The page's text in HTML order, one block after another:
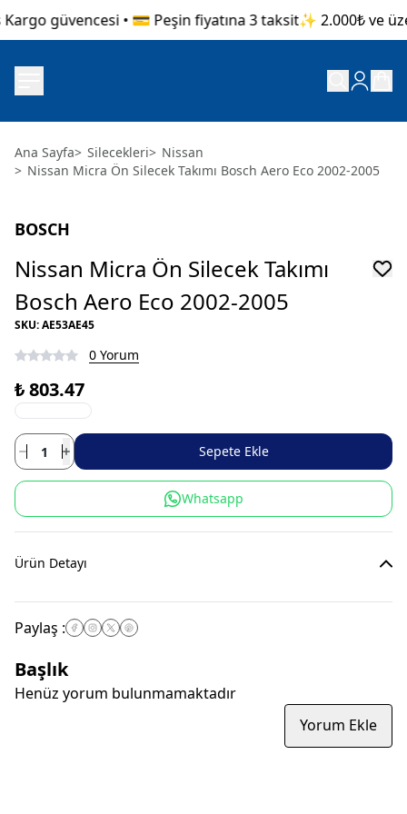
güvencesi • 💳 Peşin fiyatına 3 taksit✨ 2.000₺ ve
Ana Sayfa> Silecekleri> Nissan
> Nissan Micra Ön Silecek Takımı Bosch Aero Eco 2002-2005
BOSCH
Nissan Micra Ön Silecek Takımı
Bosch Aero Eco 2002-2005
SKU:AE53AE45
0 Yorum
₺ 803.47
Sepete Ekle
Whatsapp
Ürün Detayı
Paylaş :
Başlık
Henüz yorum bulunmamaktadır
Yorum Ekle